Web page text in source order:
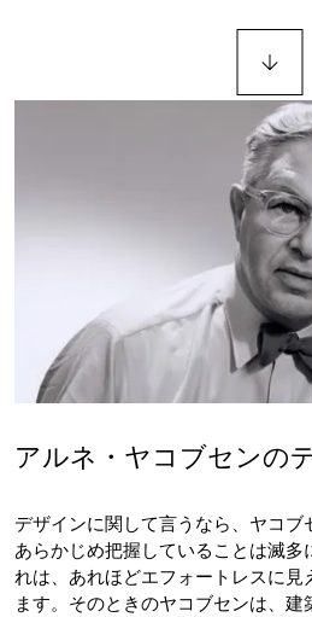
アルネ・ヤコブセンの
デザインに関して言うなら、ヤコブ
あらかじめ把握していることは滅
れは、あれほどエフォートレスに見
ます。そのときのヤコブセンは、